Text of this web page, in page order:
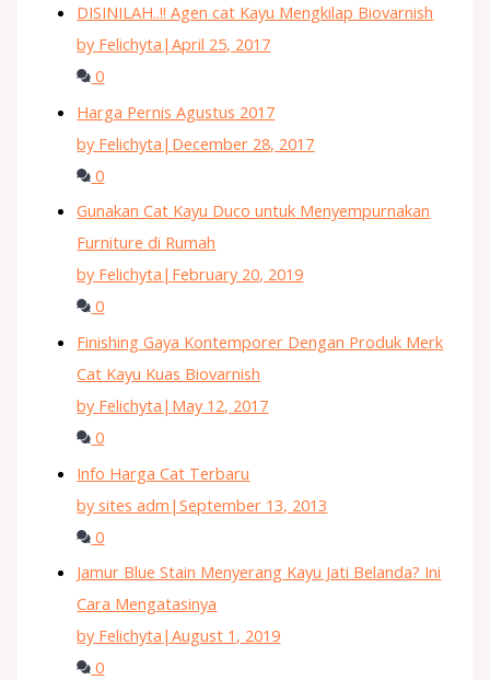
DISINILAH..!! Agen cat Kayu Mengkilap Biovarnish
by Felichyta |April 25, 2017
0
Harga Pernis Agustus 2017
by Felichyta | December 28, 2017
0
Gunakan Cat Kayu Duco untuk Menyempurnakan
Furniture di Rumah
by Felichyta | February 20, 2019
0
Finishing Gaya Kontemporer Dengan Produk Merk
Cat Kayu Kuas Biovarnish
by Felichyta | May 12, 2017
0
Info Harga Cat Terbaru
by sites adm |September 13, 2013
0
Jamur Blue Stain Menyerang Kayu Jati Belanda? Ini
Cara Mengatasinya
by Felichyta |August 1, 2019
0